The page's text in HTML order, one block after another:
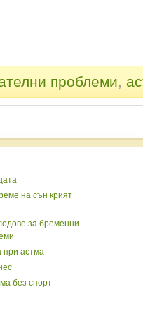
проблеми,
на сън крият
за бременни
при астма
без спорт